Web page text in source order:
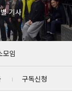
기사
모임
구독신청